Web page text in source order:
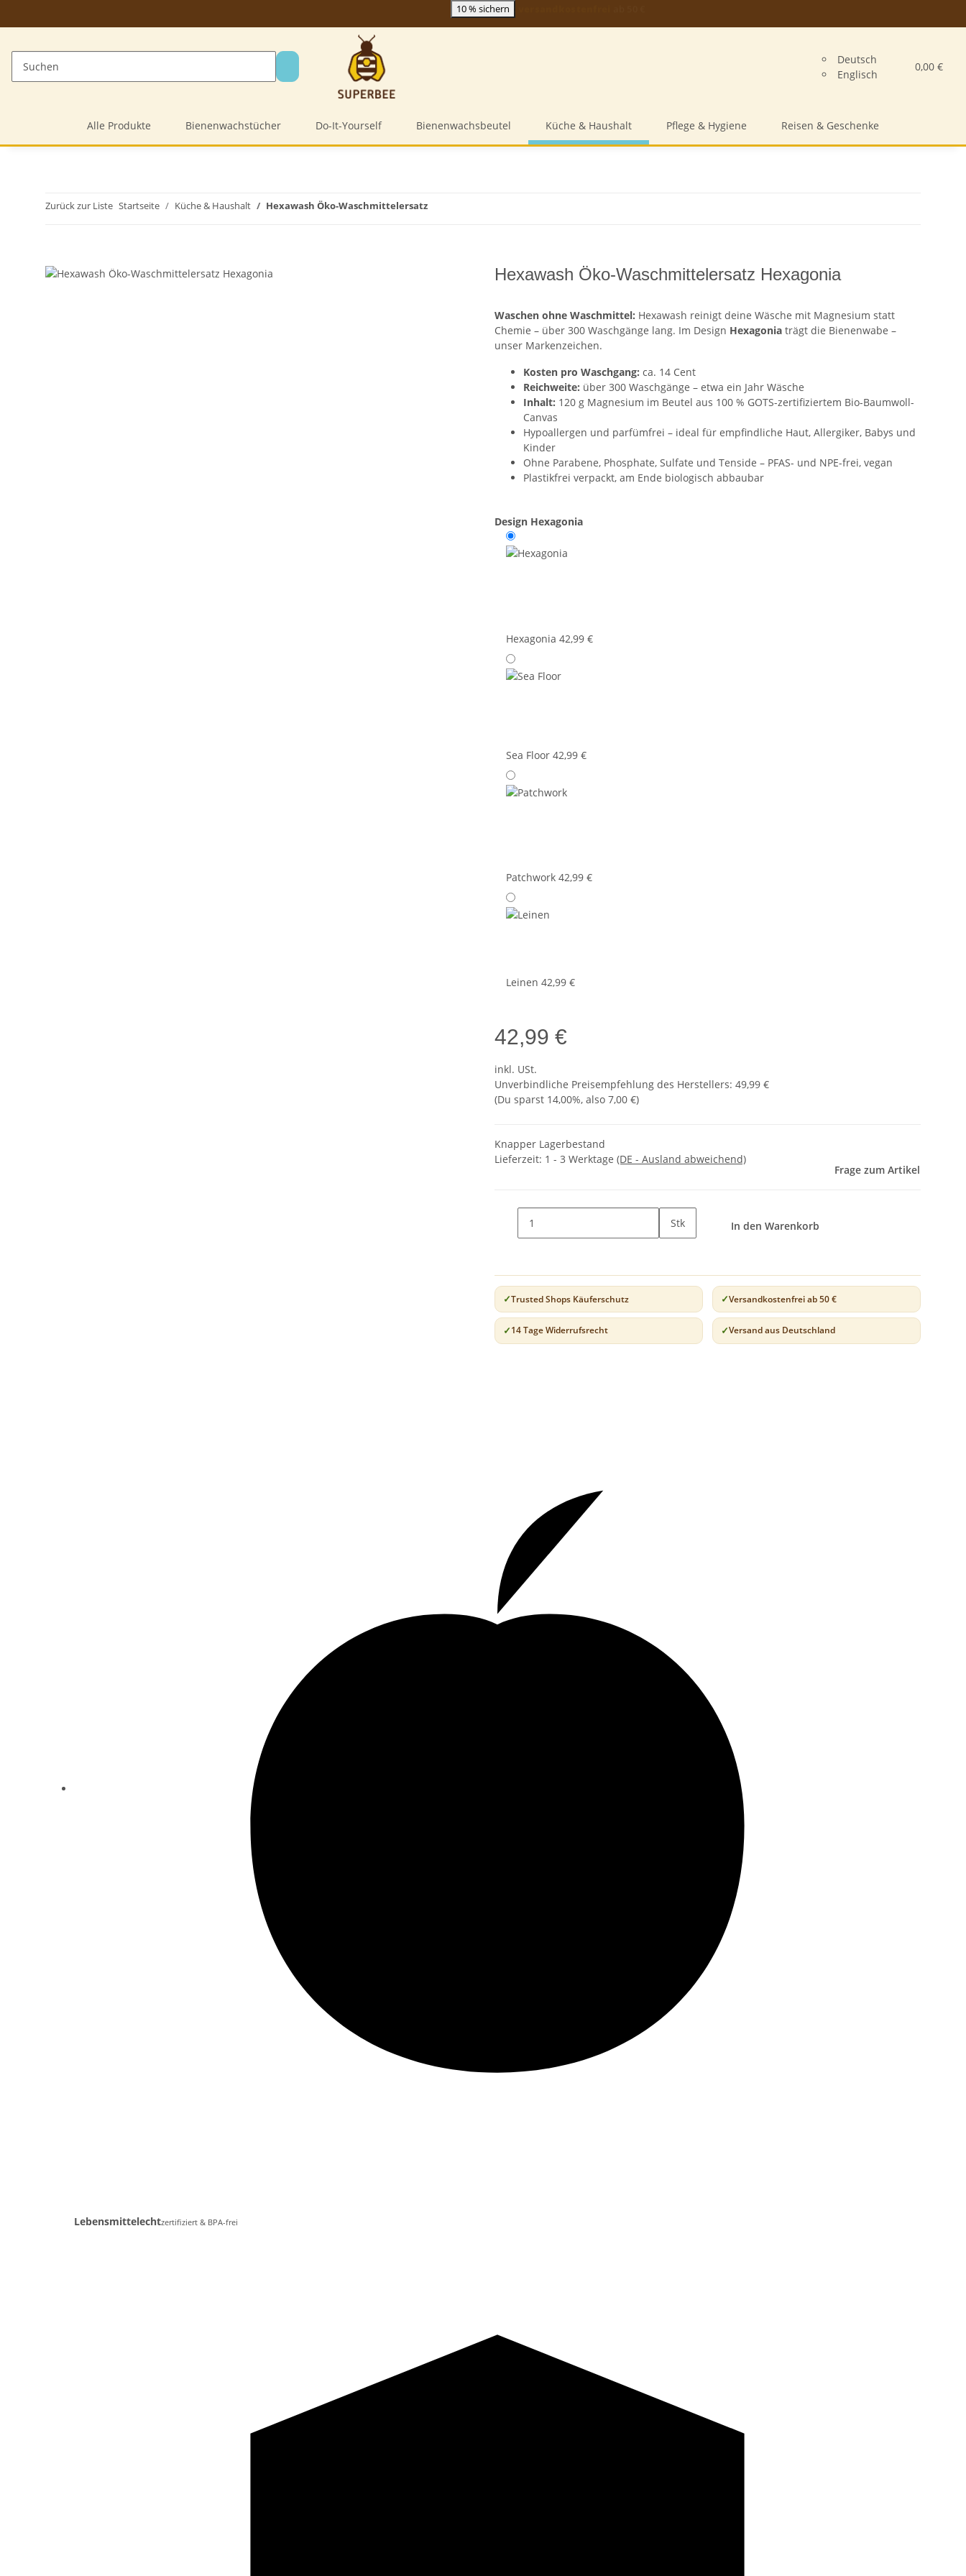
Handarbeit einer
10 % sichern
Deutsch
Englisch
0,00 €
Alle Produkte Bienenwachstücher Do-It-Yourself Bienenwachsbeutel Küche & Haushalt Pflege & Hygiene Reisen & Geschenke
Zurück zur Liste Startseite Küche & Haushalt Hexawash Öko-Waschmittelersatz
Hexawash Öko-Waschmittelersatz Hexagonia
Waschen ohne Waschmittel: Hexawash reinigt deine Wäsche mit Magnesium statt
Chemie – über 300 Waschgänge lang. Im Design Hexagonia trägt die Bienenwabe –
unser Markenzeichen.
Kosten pro Waschgang: ca. 14 Cent
Reichweite: über 300 Waschgänge – etwa ein Jahr Wäsche
Inhalt: 120 g Magnesium im Beutel aus 100 % GOTS-zertifiziertem Bio-Baumwoll-
Canvas
Hypoallergen und parfümfrei – ideal für empfindliche Haut, Allergiker, Babys und
Kinder
Ohne Parabene, Phosphate, Sulfate und Tenside – PFAS- und NPE-frei, vegan
Plastikfrei verpackt, am Ende biologisch abbaubar
Design Hexagonia
Hexagonia 42,99 €
Sea Floor 42,99 €
Patchwork 42,99 €
Leinen 42,99 €
42,99 €
inkl. USt.
Unverbindliche Preisempfehlung des Herstellers: 49,99 €
(Du sparst 14,00%, also 7,00 €)
Knapper Lagerbestand
Lieferzeit: 1 - 3 Werktage (DE - Ausland abweichend)
Frage zum Artikel
Stk In den Warenkorb
Trusted Shops Käuferschutz Versandkostenfrei ab 50 €
14 Tage Widerrufsrecht Versand aus Deutschland
Lebensmittelechtzertifiziert & BPA-frei